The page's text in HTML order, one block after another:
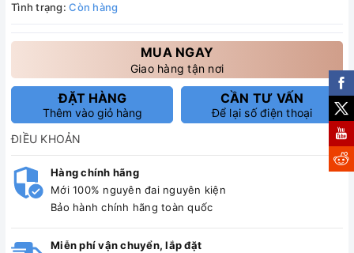
Tình trạng: Còn hàng
MUA NGAY
Giao hàng tận nơi
ĐẶT HÀNG
Thêm vào giỏ hàng
CẦN TƯ VẤN
Để lại số điện thoại
ĐIỀU KHOẢN
Hàng chính hãng
Mới 100% nguyên đai nguyên kiện
Bảo hành chính hãng toàn quốc
Miễn phí vận chuyển, lắp đặt